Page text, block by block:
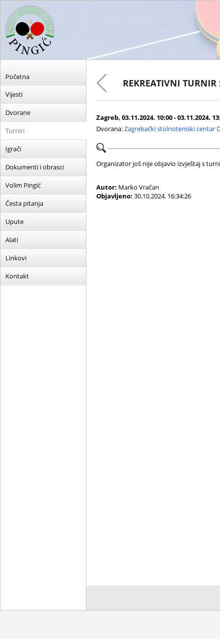
Početna
Vijesti
Dvorane
Turniri
Igrači
Dokumenti i obrasci
Volim Pingić
Česta pitanja
Upute
Alati
Linkovi
Kontakt
REKREATIVNI TURNIR
Zagreb, 03.11.2024. 10:00 - 03.11.2024.
Dvorana:Zagrebački stolnoteniski centar
Organizator još nije objavio izvještaj s
Autor: Marko Vračan
Objavljeno: 30.10.2024. 16:34:26